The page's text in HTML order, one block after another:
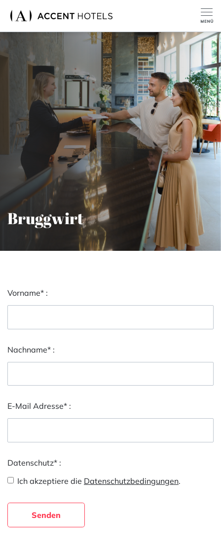
Bruggwirt
Vorname* :
Nachname* :
E-Mail Adresse* :
Datenschutz* :
Ich akzeptiere die Datenschutzbedingungen.
Senden